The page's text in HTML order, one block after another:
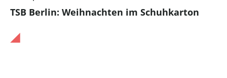
TSB Berlin: Weihnachten im Schuhkarton